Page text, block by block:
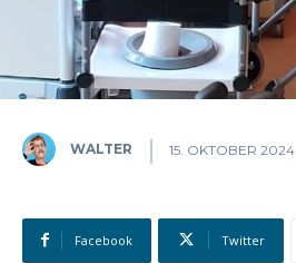
WALTER 15. OKTOBER 2024
Facebook Twitter